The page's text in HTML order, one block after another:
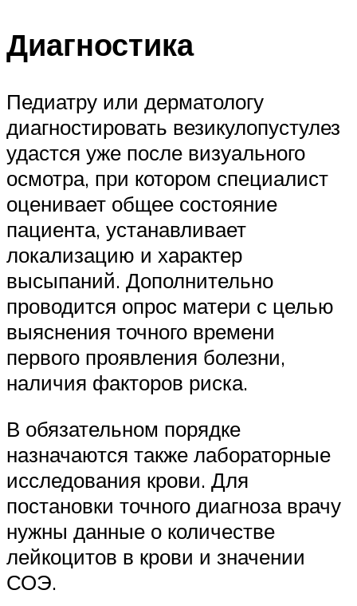
Диагностика
Педиатру или дерматологу
диагностировать везикулопустулез
удастся уже после визуального
осмотра, при котором специалист
оценивает общее состояние
пациента, устанавливает
локализацию и характер
высыпаний. Дополнительно
проводится опрос матери с целью
выяснения точного времени
первого проявления болезни,
наличия факторов риска.
В обязательном порядке
назначаются также лабораторные
исследования крови. Для
постановки точного диагноза врачу
нужны данные о количестве
лейкоцитов в крови и значении
СОЭ.